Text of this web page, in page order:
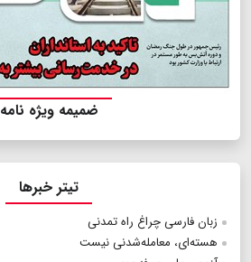
ضمیمه ویژه نامه
تیتر خبرها
زبان فارسی چراغ راه تمدنی
هسته‌ای، معامله‌شدنی نیست